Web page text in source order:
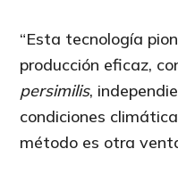
“Esta tecnología
producción eficaz,
persimilis,
condiciones
método es otra